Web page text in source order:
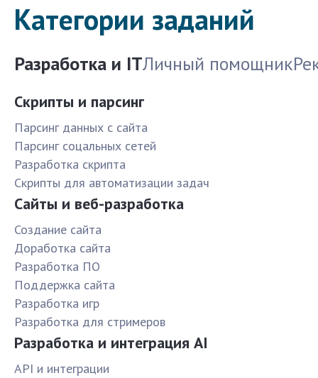
Категории заданий
Разработка и ITЛичный помощник
Скрипты и парсинг
Парсинг данных с сайта
Парсинг соцальных сетей
Разработка скрипта
Скрипты для автоматизации задач
Сайты и веб-разработка
Создание сайта
Доработка сайта
Разработка ПО
Поддержка сайта
Разработка игр
Разработка для стримеров
Разработка и интеграция AI
API и интеграции